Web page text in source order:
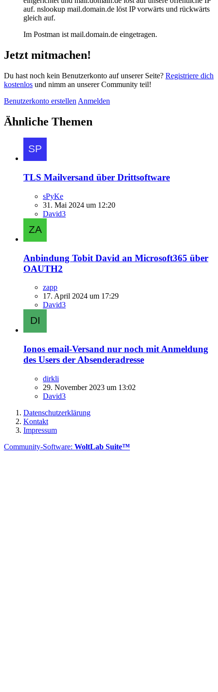
auf. nslookup mail.domain.de löst IP vorwärts und rückwärts
gleich auf.
Im Postman ist mail.domain.de eingetragen.
Jetzt mitmachen!
Du hast noch kein Benutzerkonto auf unserer Seite? Registriere dich
kostenlos und nimm an unserer Community teil!
Benutzerkonto erstellen Anmelden
Ähnliche Themen
TLS Mailversand über Drittsoftware
sPyKe
31. Mai 2024 um 12:20
David3
Anbindung Tobit David an Microsoft365 über
OAUTH2
zapp
17. April 2024 um 17:29
David3
Ionos email-Versand nur noch mit Anmeldung
des Users der Absenderadresse
dirkli
29. November 2023 um 13:02
David3
Datenschutzerklärung
Kontakt
Impressum
Community-Software: WoltLab Suite™